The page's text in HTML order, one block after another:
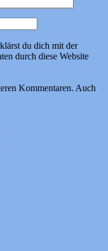
du dich mit der
durch diese Website
Kommentaren. Auch